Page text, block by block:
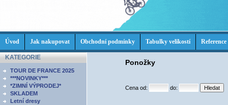
Úvod Jak nakupovat Obchodní podmínky Tabulky velikostí Reference
KATEGORIE
TOUR DE FRANCE 2025
***NOVINKY***
*ZIMNÍ VÝPRODEJ*
SKLADEM
Letní dresy
Ponožky
Cena od: do: